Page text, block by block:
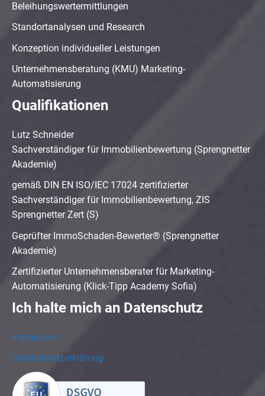
Beleihungswertermittlungen
Standortanalysen und Research
Konzeption individueller Leistungen
Unternehmensberatung (KMU) Marketing-
Automatisierung
Qualifikationen
Lutz Schneider
Sachverständiger für Immobilienbewertung (Sprengnetter
Akademie)
gemäß DIN EN ISO/IEC 17024 zertifizierter
Sachverständiger für Immobilienbewertung, ZIS
Sprengnetter Zert (S)
Geprüfter ImmoSchaden-Bewerter® (Sprengnetter
Akademie)
Zertifizierter Unternehmensberater für Marketing-
Automatisierung (Klick-Tipp Academy Sofia)
Ich halte mich an Datenschutz
Impressum
Datenschutzerklärung